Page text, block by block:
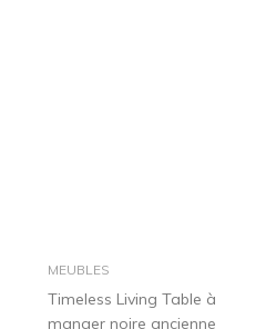
dans le panier
MEUBLES
Timeless Living Table à
manger noire ancienne